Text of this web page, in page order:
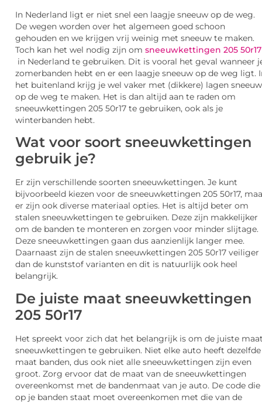
In Nederland ligt er niet snel een laagje sneeuw op de weg.
De wegen worden over het algemeen goed schoon
gehouden en we krijgen vrij weinig met sneeuw te maken.
Toch kan het wel nodig zijn om sneeuwkettingen 205 50r17
in Nederland te gebruiken. Dit is vooral het geval wanneer
zomerbanden hebt en er een laagje sneeuw op de weg ligt.
het buitenland krijg je wel vaker met (dikkere) lagen sneeuw
op de weg te maken. Het is dan altijd aan te raden om
sneeuwkettingen 205 50r17 te gebruiken, ook als je
winterbanden hebt.
Wat voor soort sneeuwkettingen
gebruik je?
Er zijn verschillende soorten sneeuwkettingen. Je kunt
bijvoorbeeld kiezen voor de sneeuwkettingen 205 50r17,
er zijn ook diverse materiaal opties. Het is altijd beter om
stalen sneeuwkettingen te gebruiken. Deze zijn makkelijker
om de banden te monteren en zorgen voor minder slijtage.
Deze sneeuwkettingen gaan dus aanzienlijk langer mee.
Daarnaast zijn de stalen sneeuwkettingen 205 50r17 veiliger
dan de kunststof varianten en dit is natuurlijk ook heel
belangrijk.
De juiste maat sneeuwkettingen
205 50r17
Het spreekt voor zich dat het belangrijk is om de juiste
sneeuwkettingen te gebruiken. Niet elke auto heeft dezelfde
maat banden, dus ook niet alle sneeuwkettingen zijn even
groot. Zorg ervoor dat de maat van de sneeuwkettingen
overeenkomst met de bandenmaat van je auto. De code die
op je banden staat moet overeenkomen met die van de